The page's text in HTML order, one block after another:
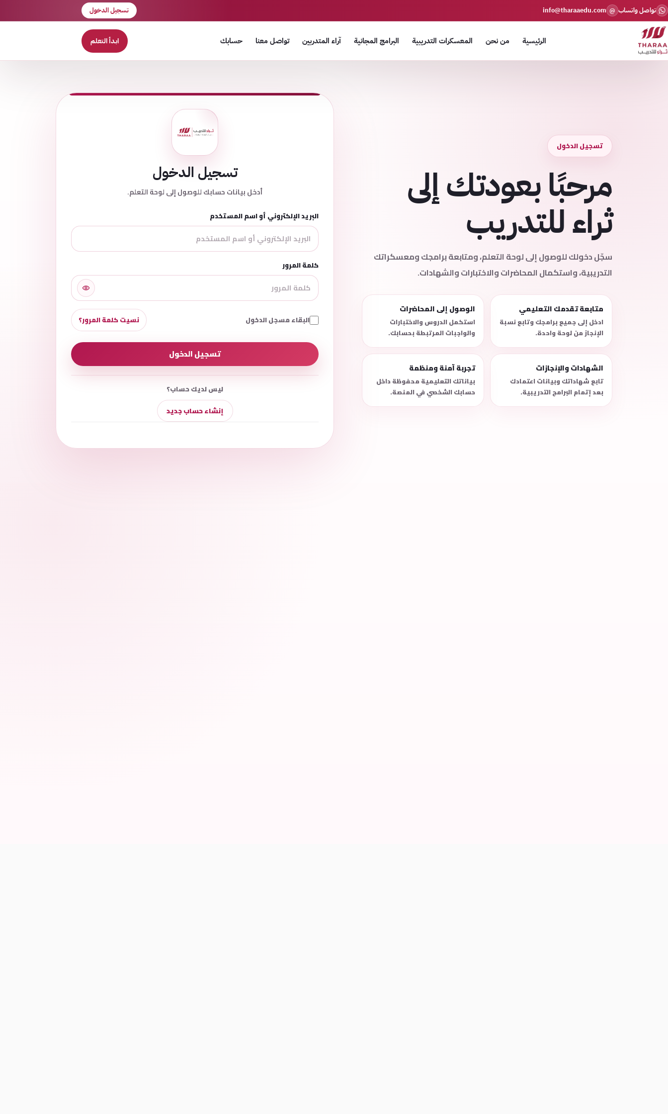
تواصل واتساب @
info@tharaaedu.com تسجيل الدخول
الرئيسية من نحن المعسكرات التدريبية البرامج المجانية آراء المتدربين تواصل معنا حسابك ابدأ التعلم
تسجيل الدخول
أدخل بيانات حسابك للوصول إلى لوحة التعلم.
البريد الإلكتروني أو اسم المستخدم
كلمة المرور
البقاء مسجل الدخول نسيت كلمة المرور؟
تسجيل الدخول
ليس لديك حساب؟
إنشاء حساب جديد
تسجيل الدخول
مرحبًا بعودتك إلى
ثراء للتدريب
سجّل دخولك للوصول إلى لوحة التعلم، ومتابعة برامجك ومعسكراتك
التدريبية، واستكمال المحاضرات والاختبارات والشهادات.
متابعة تقدمك التعليمي
ادخل إلى جميع برامجك وتابع نسبة
الإنجاز من لوحة واحدة.
الوصول إلى المحاضرات
استكمل الدروس والاختبارات
والواجبات المرتبطة بحسابك.
الشهادات والإنجازات
تابع شهاداتك وبيانات اعتمادك
بعد إتمام البرامج التدريبية.
تجربة آمنة ومنظمة
بياناتك التعليمية محفوظة داخل
حسابك الشخصي في المنصة.